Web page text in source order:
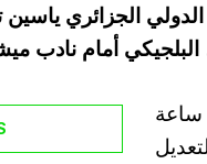
فريق الدولي الجزائري
ساعة